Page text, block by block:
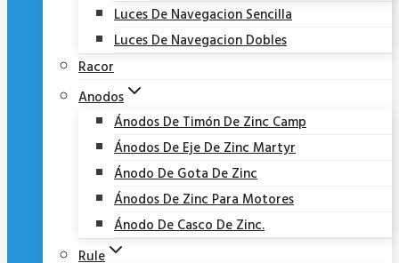
Luces De Navegacion Sencilla
Luces De Navegacion Dobles
Racor
Anodos
Ánodos De Timón De Zinc Camp
Ánodos De Eje De Zinc Martyr
Ánodo De Gota De Zinc
Ánodos De Zinc Para Motores
Ánodo De Casco De Zinc.
Rule